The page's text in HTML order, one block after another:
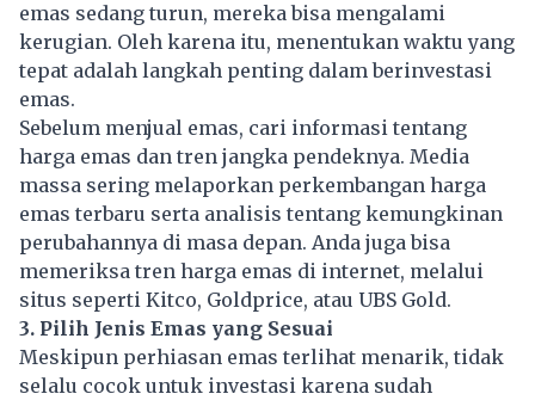
emas sedang turun, mereka bisa mengalami
kerugian. Oleh karena itu, menentukan waktu yang
tepat adalah langkah penting dalam berinvestasi
emas.
Sebelum menjual emas, cari informasi tentang
harga emas dan tren jangka pendeknya. Media
massa sering melaporkan perkembangan harga
emas terbaru serta analisis tentang kemungkinan
perubahannya di masa depan. Anda juga bisa
memeriksa tren harga emas di internet, melalui
situs seperti Kitco, Goldprice, atau UBS Gold.
3. Pilih Jenis Emas yang Sesuai
Meskipun perhiasan emas terlihat menarik, tidak
selalu cocok untuk investasi karena sudah